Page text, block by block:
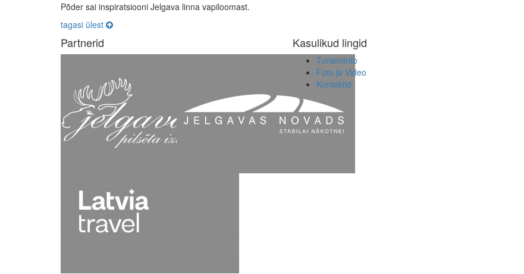
Põder sai inspiratsiooni Jelgava linna vapiloomast.
tagasi ülest
Partnerid Kasulikud lingid
Turismiinfo
Foto ja Video
Kontaktid